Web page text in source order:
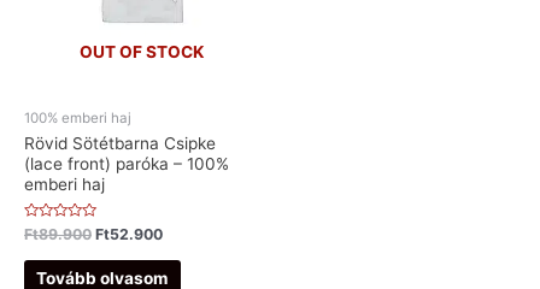
OUT OF STOCK
100% emberi haj
Rövid Sötétbarna Csipke
(lace front) paróka – 100%
emberi haj
Értékelés:
0
/
Ft89.900 Ft52.900
Tovább olvasom